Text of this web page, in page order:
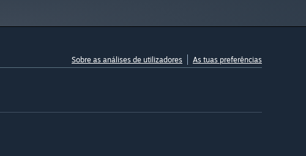
Sobre as análises de utilizadores As tuas preferências